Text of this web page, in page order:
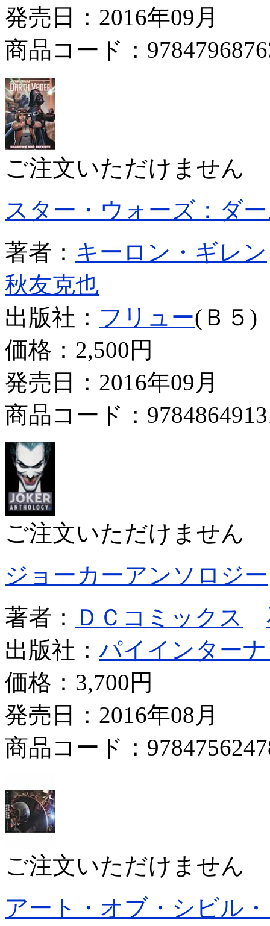
発売日：2016年09月
商品コード：
ご注文いただけません
スター・ウォーズ：ダ
著者： キーロン・ギレン
秋友克也
出版社： フリュー(Ｂ５)
価格： 2,500円
発売日：2016年09月
商品コード：
ご注文いただけません
ジョーカーアンソロジー
著者：
ＤＣコミックス
出版社： パイインター
価格： 3,700円
発売日：2016年08月
商品コード：
ご注文いただけません
アート・オブ・シビル